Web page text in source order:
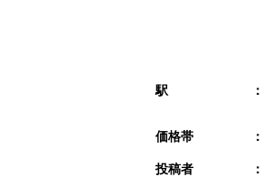
駅 ：
価格帯 ：
投稿者 ：